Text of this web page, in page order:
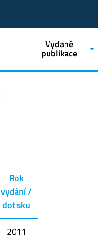
Vydané
publikace
Rok
vydání /
dotisku
2011